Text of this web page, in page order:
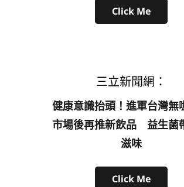
Click Me
三立新聞網：
健康意識抬頭！進軍台灣無
市場後再推新飲品 益生菌
滋味
Click Me